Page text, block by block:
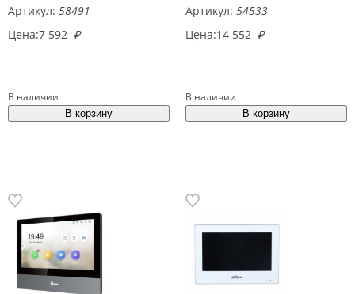
Артикул: 58491
Цена:7 592 ₽
В наличии
Артикул: 54533
Цена:14 552 ₽
В наличии